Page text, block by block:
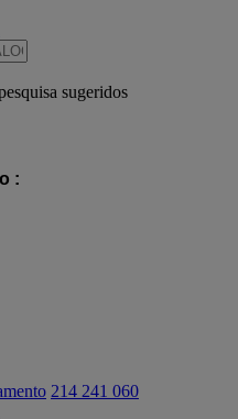
sugeridos
:
214 241 060